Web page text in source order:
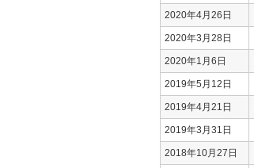
2020年4月26日
2020年3月28日
2020年1月6日
2019年5月12日
2019年4月21日
2019年3月31日
2018年10月27日